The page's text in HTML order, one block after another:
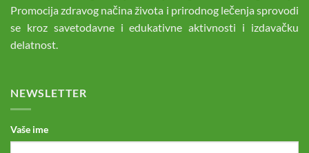
Promocija zdravog načina života i prirodnog lečenja sprovodi
se kroz savetodavne i edukativne aktivnosti i izdavačku
delatnost.
NEWSLETTER
Vaše ime